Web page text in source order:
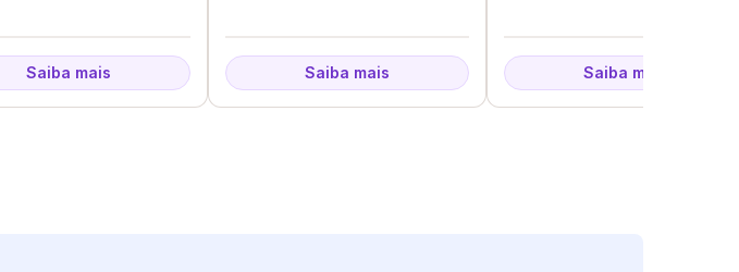
Saiba mais Saiba mais Saiba mais